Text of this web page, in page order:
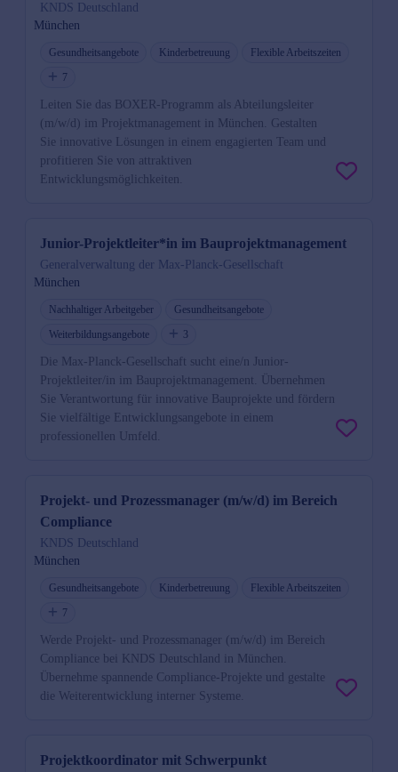
KNDS Deutschland
München
Gesundheitsangebote Kinderbetreuung
Flexible Arbeitszeiten
7
Leiten Sie das BOXER-Programm als Abteilungsleiter
(m/w/d) im Projektmanagement in München. Gestalten
Sie innovative Lösungen in einem engagierten Team und
profitieren Sie von attraktiven
Entwicklungsmöglichkeiten.
Junior-Projektleiter*in im Bauprojektmanagement
Generalverwaltung der Max-Planck-Gesellschaft
München
Nachhaltiger Arbeitgeber
Gesundheitsangebote
Weiterbildungsangebote
3
Die Max-Planck-Gesellschaft sucht eine/n Junior-
Projektleiter/in im Bauprojektmanagement. Übernehmen
Sie Verantwortung für innovative Bauprojekte und fördern
Sie vielfältige Entwicklungsangebote in einem
professionellen Umfeld.
Projekt- und Prozessmanager (m/w/d) im Bereich
Compliance
KNDS Deutschland
München
Gesundheitsangebote Kinderbetreuung
Flexible Arbeitszeiten
7
Werde Projekt- und Prozessmanager (m/w/d) im Bereich
Compliance bei KNDS Deutschland in München.
Übernehme spannende Compliance-Projekte und gestalte
die Weiterentwicklung interner Systeme.
Projektkoordinator mit Schwerpunkt